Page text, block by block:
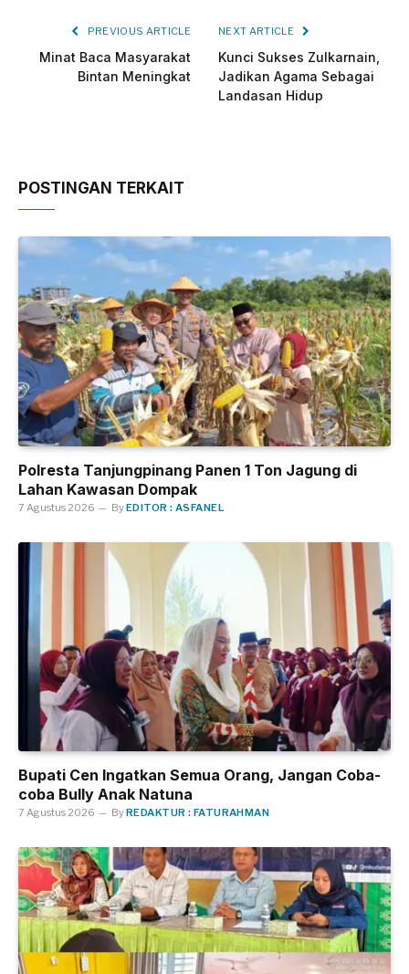
PREVIOUS ARTICLE
Minat Baca Masyarakat
Bintan Meningkat
NEXT ARTICLE
Kunci Sukses Zulkarnain,
Jadikan Agama Sebagai
Landasan Hidup
POSTINGAN TERKAIT
Polresta Tanjungpinang Panen 1 Ton Jagung di
Lahan Kawasan Dompak
7 Agustus 2026 ByEDITOR : ASFANEL
Bupati Cen Ingatkan Semua Orang, Jangan Coba-
coba Bully Anak Natuna
7 Agustus 2026 ByREDAKTUR : FATURAHMAN